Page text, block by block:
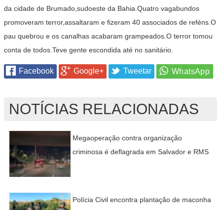
da cidade de Brumado,sudoeste da Bahia.Quatro vagabundos
promoveram terror,assaltaram e fizeram 40 associados de reféns.O
pau quebrou e os canalhas acabaram grampeados.O terror tomou
conta de todos.Teve gente escondida até no sanitário.
Facebook Google+ Tweetar
NOTÍCIAS RELACIONADAS
Megaoperação contra organização
criminosa é deflagrada em Salvador e RMS
Polícia Civil encontra plantação de maconha